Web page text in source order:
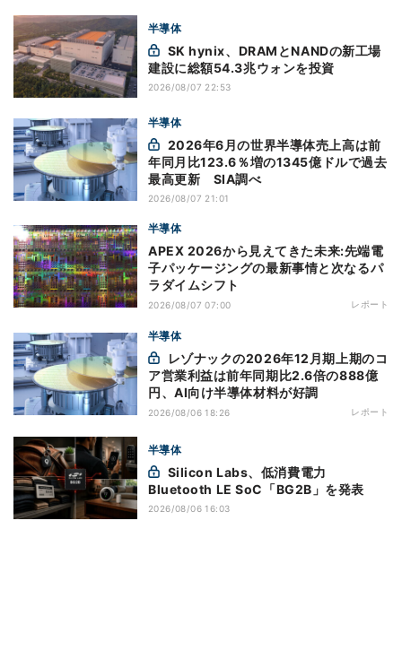
半導体
建設に総額54.3兆ウォンを投資
2026/08/07 22:53
半導体
年同月比123.6％増の1345億ドルで過去
最高更新 SIA調べ
2026/08/07 21:01
半導体
APEX 2026から見えてきた未来:先端電
子パッケージングの最新事情と次なるパ
ラダイムシフト
2026/08/07 07:00 レポート
半導体
ア営業利益は前年同期比2.6倍の888億
円、AI向け半導体材料が好調
2026/08/06 18:26 レポート
半導体
Bluetooth LE SoC「BG2B」を発表
2026/08/06 16:03